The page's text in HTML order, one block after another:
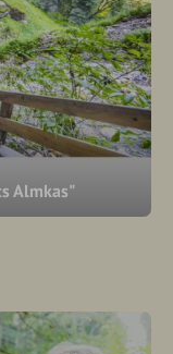
Almkas"